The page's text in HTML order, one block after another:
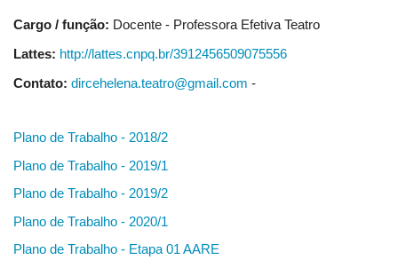
Cargo / função: Docente - Professora Efetiva Teatro
Lattes: http://lattes.cnpq.br/3912456509075556
Contato: dircehelena.teatro@gmail.com -
Plano de Trabalho - 2018/2
Plano de Trabalho - 2019/1
Plano de Trabalho - 2019/2
Plano de Trabalho - 2020/1
Plano de Trabalho - Etapa 01 AARE